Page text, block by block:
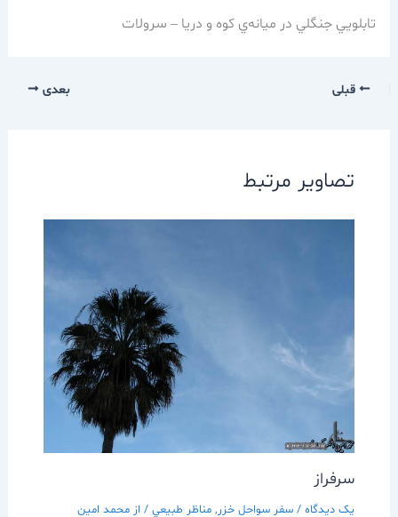
تابلويي جنگلي در ميانه‌ي كوه و دريا – سرولات
قبلی بعدی
تصاویر مرتبط
سرفراز
یک دیدگاه / سفر سواحل خزر, مناظر طبيعي/ از محمد امین